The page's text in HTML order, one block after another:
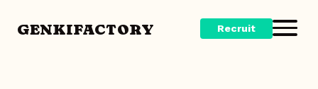
GENKIFACTORY Recruit